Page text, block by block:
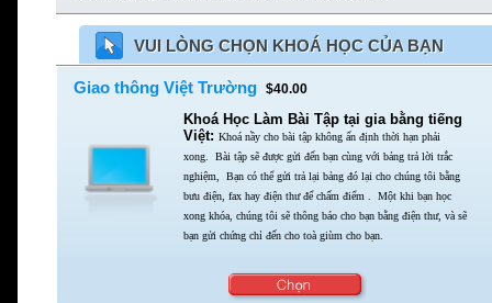
VUI LÒNG CHỌN KHOÁ HỌC CỦA BẠN
Giao thông Việt Trường $40.00
Khoá Học Làm Bài Tập tại gia bằng tiếng
Việt: Khoá nầy cho bài tập không ấn định thời hạn phải
xong. Bài tập sẽ được gửi đến bạn cùng với bảng trả lời trắc
nghiệm, Bạn có thể gửi trả lại bảng đó lại cho chúng tôi bằng
bưu điện, fax hay điện thư để chấm điểm . Một khi bạn học
xong khóa, chúng tôi sẽ thông báo cho bạn bằng điện thư, và sẽ
bạn gửi chứng chỉ đến cho toà giùm cho bạn.